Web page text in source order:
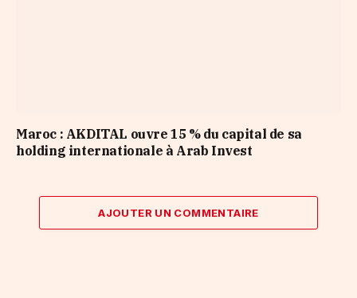
Maroc : AKDITAL ouvre 15 % du capital de sa
holding internationale à Arab Invest
AJOUTER UN COMMENTAIRE